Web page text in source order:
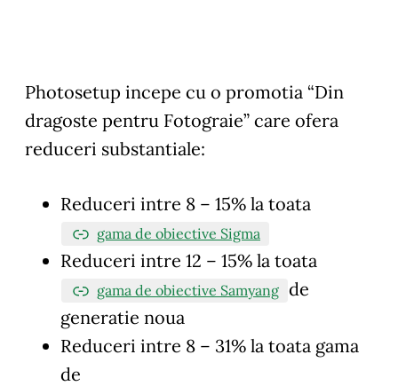
Photosetup incepe cu o promotia “Din
dragoste pentru Fotograie” care ofera
reduceri substantiale:
Reduceri intre 8 – 15% la toata
gama de obiective Sigma
Reduceri intre 12 – 15% la toata
gama de obiective Samyang de
generatie noua
Reduceri intre 8 – 31% la toata gama
de